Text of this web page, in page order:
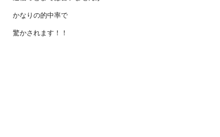
かなりの的中率で
驚かされます！！